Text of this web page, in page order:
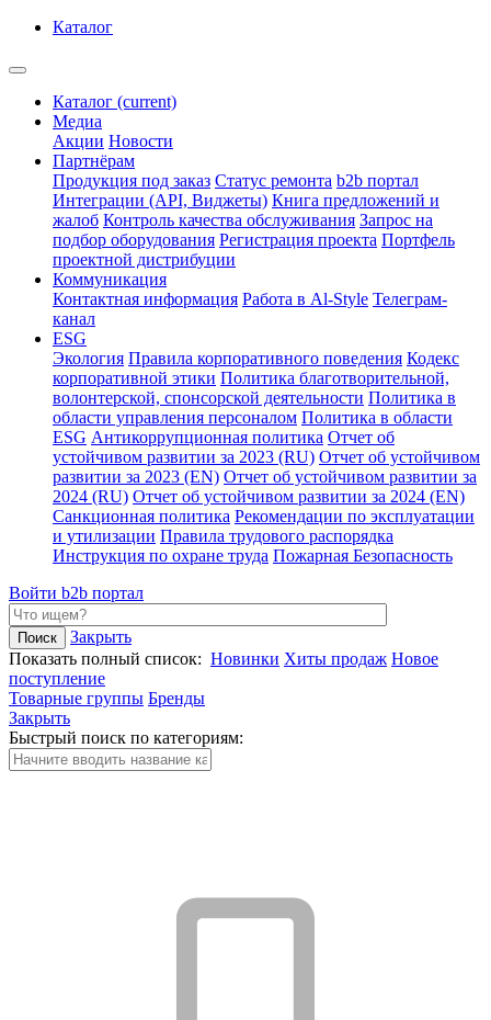
Каталог
Каталог (current)
Медиа
Акции Новости
Партнёрам
Продукция под заказ Статус ремонта b2b портал
Интеграции (API, Виджеты) Книга предложений и
жалоб Контроль качества обслуживания Запрос на
подбор оборудования Регистрация проекта Портфель
проектной дистрибуции
Коммуникация
Контактная информация Работа в Al-Style Телеграм-
канал
ESG
Экология Правила корпоративного поведения Кодекс
корпоративной этики Политика благотворительной,
волонтерской, спонсорской деятельности Политика в
области управления персоналом Политика в области
ESG Антикоррупционная политика Отчет об
устойчивом развитии за 2023 (RU) Отчет об устойчивом
развитии за 2023 (EN) Отчет об устойчивом развитии за
2024 (RU) Отчет об устойчивом развитии за 2024 (EN)
Санкционная политика Рекомендации по эксплуатации
и утилизации Правила трудового распорядка
Инструкция по охране труда Пожарная Безопасность
Войти b2b портал
Закрыть
Показать полный список: Новинки Хиты продаж Новое
поступление
Товарные группы Бренды
Закрыть
Быстрый поиск по категориям: